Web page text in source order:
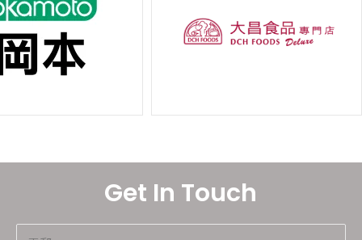
Get In Touch